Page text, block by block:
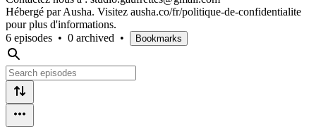
Hébergé par Ausha. Visitez ausha.co/fr/politique-de-confidentialite
pour plus d'informations.
6 episodes • 0 archived • Bookmarks